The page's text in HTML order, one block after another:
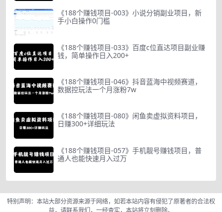
《188个赚钱项目-003》小说分销副业项目，新
手小白操作0门槛
《188个赚钱项目-033》百度c位直达项目副业赚
钱，简单操作日入200+
《188个赚钱项目-046》抖音蓝海中视频赛道，
数据控玩法一个月涨粉7w
《188个赚钱项目-080》闲鱼卖虚拟资料项目，
日赚300+详细玩法
《188个赚钱项目-057》手机靓号赚钱项目，普
通人也能快速月入过万
特别声明：本站大部分资源来源于网络，如若本站内容有侵犯了原著者的合法权
益，请联系我们，一经查实，本站将立刻删除。